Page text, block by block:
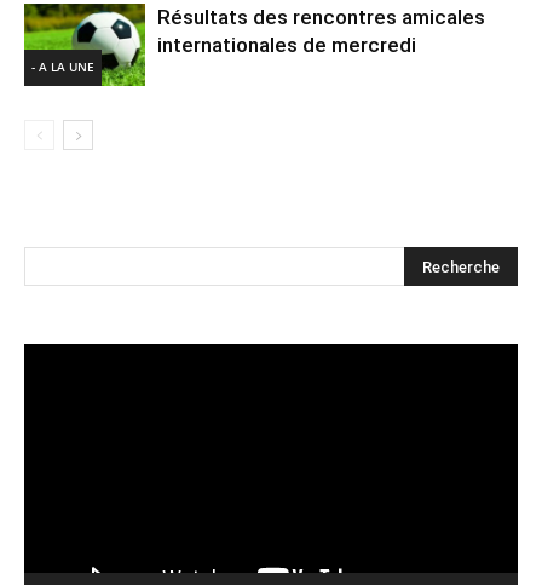
- A LA UNE
Résultats des rencontres amicales
internationales de mercredi